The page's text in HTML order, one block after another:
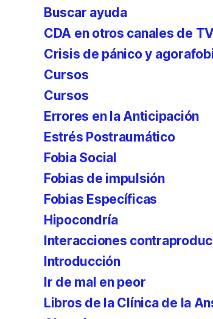
Buscar ayuda
CDA en otros canales de TV
Crisis de pánico y
Cursos
Cursos
Errores en la Anticipación
Estrés Postraumático
Fobia Social
Fobias de impulsión
Fobias Específicas
Hipocondría
Interacciones
Introducción
Ir de mal en peor
Libros de la Clínica de la